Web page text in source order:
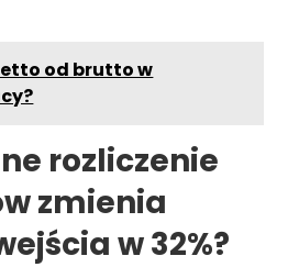
od brutto w
rozliczenie
zmienia
w 32%?